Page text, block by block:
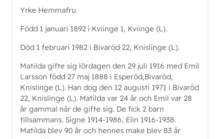
Yrke Hemmafru
Född 1 januari 1892 i Kviinge 1, Kviinge (L).
Död 1 februari 1982 i Bivaröd 22, Knislinge (L).
Matilda gifte sig lördagen den 29 juli 1916 med Emil
Larsson född 27 maj 1888 i Esperöd,Bivaröd,
Knislinge (L). Han dog den 12 augusti 1971 i Bivaröd
22, Knislinge (L). Matilda var 24 år och Emil var 28
år gammal när de gifte sig. De fick 2 barn
tillsammans. Signe 1914-1986, Elin 1916-1938.
Matilda blev 90 år och hennes make blev 83 år